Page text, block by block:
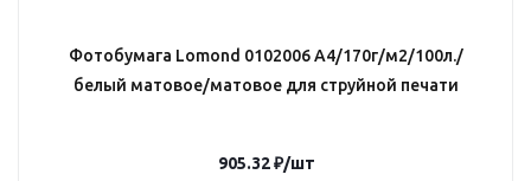
Фотобумага Lomond 0102006 A4/170г/м2/100л./
белый матовое/матовое для струйной печати
905.32₽/шт